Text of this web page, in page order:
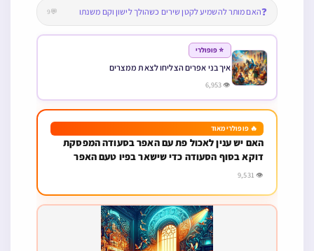
❓האם מותר להשמיע לקטן שירים כשהולך לישון וקם משנתו 💬9
⭐ פופולרי
איך בני אפרים הצליחו לצאת ממצרים
👁 6,953
🔥 פופולרי מאוד
האם יש ענין לאכול פת עם האפר בסעודה המפסקת
דוקא בסוף הסעודה כדי שישאר בפיו טעם האפר
👁 9,531